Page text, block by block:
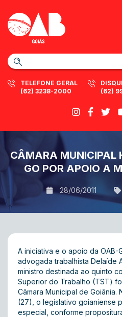
TELEFONE GERAL
(62) 3238-2000
(62)
CÂMARA MUNICIPAL
GO POR APOIO A
28/06/2011
A iniciativa e o apoio da OAB-
advogada trabalhista Delaíde
ministro destinada ao quinto
Superior do Trabalho (TST)
Câmara Municipal de
(27), o legislativo goianiense
especial, conforme